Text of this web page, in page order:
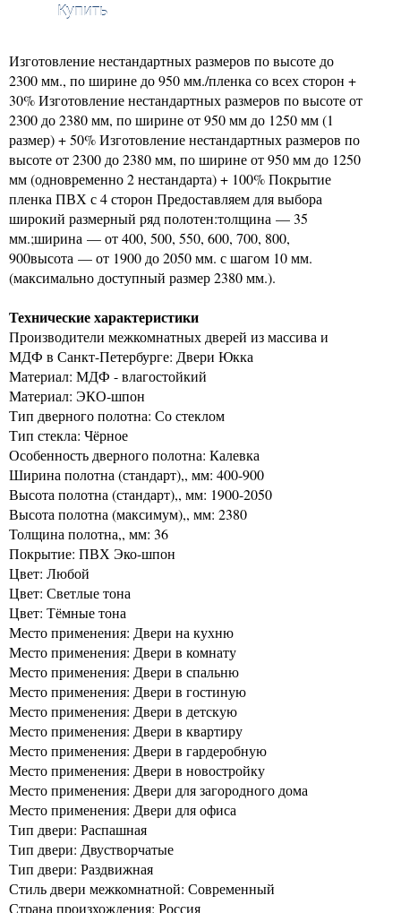
Купить
Изготовление нестандартных размеров по высоте до
2300 мм., по ширине до 950 мм./пленка со всех сторон +
30% Изготовление нестандартных размеров по высоте от
2300 до 2380 мм, по ширине от 950 мм до 1250 мм (1
размер) + 50% Изготовление нестандартных размеров по
высоте от 2300 до 2380 мм, по ширине от 950 мм до 1250
мм (одновременно 2 нестандарта) + 100% Покрытие
пленка ПВХ с 4 сторон Предоставляем для выбора
широкий размерный ряд полотен:толщина — 35
мм.;ширина — от 400, 500, 550, 600, 700, 800,
900высота — от 1900 до 2050 мм. с шагом 10 мм.
(максимально доступный размер 2380 мм.).
Технические характеристики
Производители межкомнатных дверей из массива и
МДФ в Санкт-Петербурге: Двери Юкка
Материал: МДФ - влагостойкий
Материал: ЭКО-шпон
Тип дверного полотна: Со стеклом
Тип стекла: Чёрное
Особенность дверного полотна: Калевка
Ширина полотна (стандарт),, мм: 400-900
Высота полотна (стандарт),, мм: 1900-2050
Высота полотна (максимум),, мм: 2380
Толщина полотна,, мм: 36
Покрытие: ПВХ Эко-шпон
Цвет: Любой
Цвет: Светлые тона
Цвет: Тёмные тона
Место применения: Двери на кухню
Место применения: Двери в комнату
Место применения: Двери в спальню
Место применения: Двери в гостиную
Место применения: Двери в детскую
Место применения: Двери в квартиру
Место применения: Двери в гардеробную
Место применения: Двери в новостройку
Место применения: Двери для загородного дома
Место применения: Двери для офиса
Тип двери: Распашная
Тип двери: Двустворчатые
Тип двери: Раздвижная
Стиль двери межкомнатной: Современный
Страна произхождения: Россия